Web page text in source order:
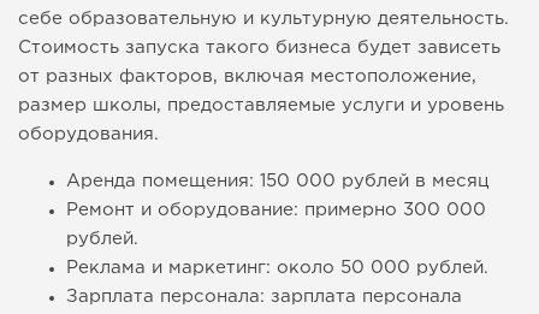
себе образовательную и культурную деятельность.
Стоимость запуска такого бизнеса будет зависеть
от разных факторов, включая местоположение,
размер школы, предоставляемые услуги и уровень
оборудования.
Аренда помещения: 150 000 рублей в месяц
Ремонт и оборудование: примерно 300 000
рублей.
Реклама и маркетинг: около 50 000 рублей.
Зарплата персонала: зарплата персонала